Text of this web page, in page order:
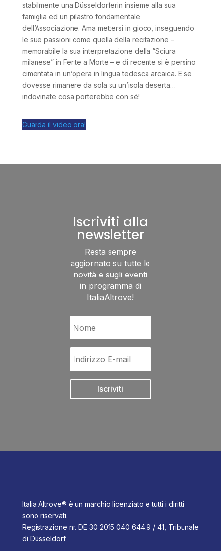
stabilmente una Düsseldorferin insieme alla sua
famiglia ed un pilastro fondamentale
dell’Associazione. Ama mettersi in gioco, inseguendo
le sue passioni come quella della recitazione –
memorabile la sua interpretazione della “Sciura
milanese” in Ferite a Morte – e di recente si è persino
cimentata in un’opera in lingua tedesca arcaica. E se
dovesse rimanere da sola su un’isola deserta…
indovinate cosa porterebbe con sé!
Guarda il video ora!
Iscriviti alla
newsletter
Resta sempre
aggiornato su tutte le
novità e sugli eventi
in programma di
ItaliaAltrove!
Iscriviti
Italia Altrove® è un marchio licenziato e tutti i diritti
sono riservati.
Registrazione nr. DE 30 2015 040 644.9 / 41, Tribunale
di Düsseldorf